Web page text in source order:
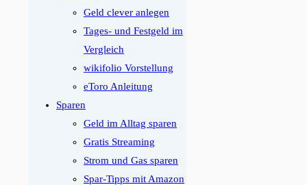
Geld clever anlegen
Tages- und Festgeld im
Vergleich
wikifolio Vorstellung
eToro Anleitung
Sparen
Geld im Alltag sparen
Gratis Streaming
Strom und Gas sparen
Spar-Tipps mit Amazon